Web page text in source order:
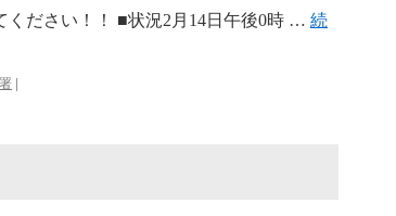
ください！！ ■状況2月14日午後0時 … 続
|